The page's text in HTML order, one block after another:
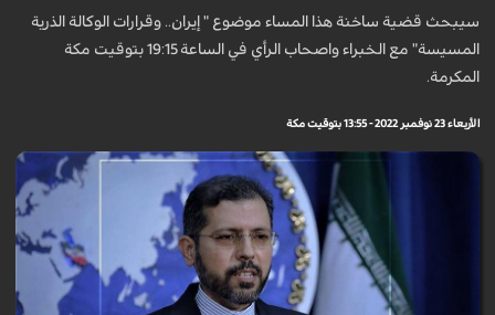
سيبحث قضية ساخنة هذا المساء موضوع " إيران.. وقرارات الوكالة الذرية
المسيسة" مع الخبراء واصحاب الرأي في الساعة 19:15 بتوقيت مكة
المكرمة.
الأربعاء 23 نوفمبر 2022 - 13:55 بتوقيت مكة